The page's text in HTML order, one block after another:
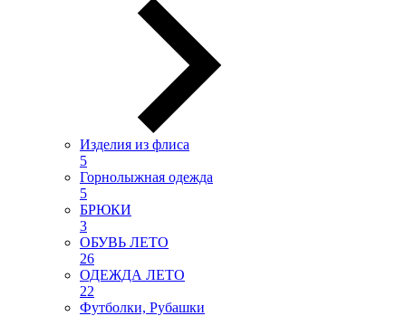
Изделия из флиса
5
Горнолыжная одежда
5
БРЮКИ
3
ОБУВЬ ЛЕТО
26
ОДЕЖДА ЛЕТО
22
Футболки, Рубашки